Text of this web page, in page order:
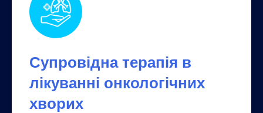
Супровідна терапія в
лікуванні онкологічних
хворих